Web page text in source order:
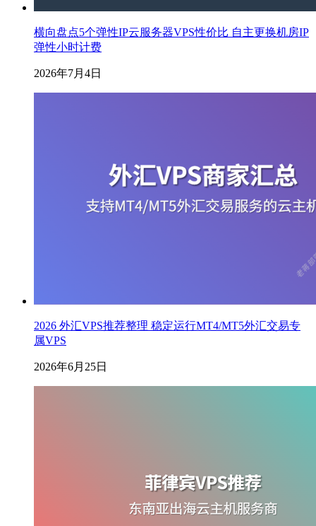
横向盘点5个弹性IP云服务器VPS性价比 自主更换机房IP
弹性小时计费
2026年7月4日
2026 外汇VPS推荐整理 稳定运行MT4/MT5外汇交易专
属VPS
2026年6月25日